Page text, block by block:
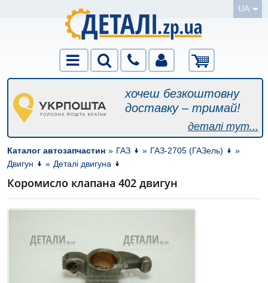
UA
хочеш безкоштовну
доставку – тримай!
деталі тут...
Каталог автозапчастин » ГАЗ » ГАЗ-2705 (ГАЗель)
»
Двигун
» Деталі двигуна
Коромисло клапана 402 двигун